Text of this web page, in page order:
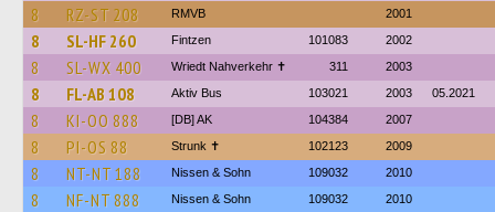
8 RZ-ST 208 RMVB 2001
8 SL-HF 260 Fintzen 101083 2002
8 SL-WX 400 Wriedt Nahverkehr ✝︎ 311 2003
8 FL-AB 108 Aktiv Bus 103021 2003 05.2021
8 KI-OO 888 [DB] AK 104384 2007
8 PI-OS 88 Strunk ✝ 102123 2009
8 NT-NT 188 Nissen & Sohn 109032 2010
8 NF-NT 888 Nissen & Sohn 109032 2010